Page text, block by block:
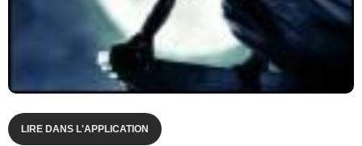
LIRE DANS L'APPLICATION